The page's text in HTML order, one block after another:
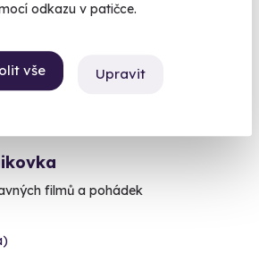
odkazu v patičce.
vše Upravit
filmů a pohádek